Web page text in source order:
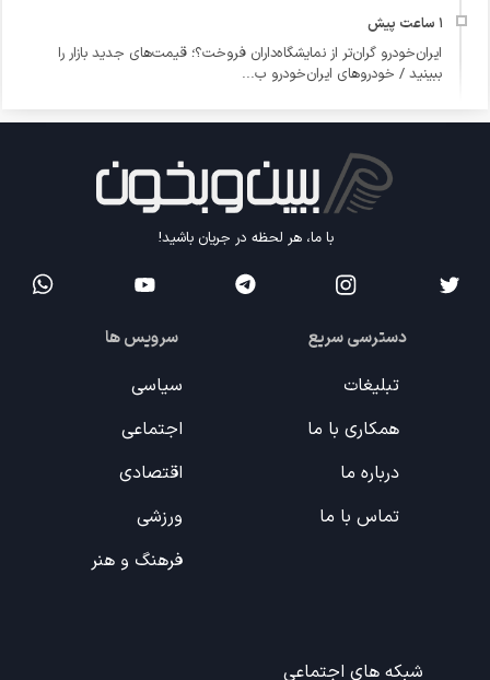
ایران‌خودرو گران‌تر از نمایشگاه‌داران فروخت؟؛ قیمت‌های جدید بازار را
ببینید / خودروهای ایران‌خودرو ب...
با ما، هر لحظه در جریان باشید!
دسترسی سریع
تبلیغات
همکاری با ما
درباره ما
تماس با ما
سرویس ها
سیاسی
اجتماعی
اقتصادی
ورزشی
فرهنگ و هنر
شبکه های اجتماعی